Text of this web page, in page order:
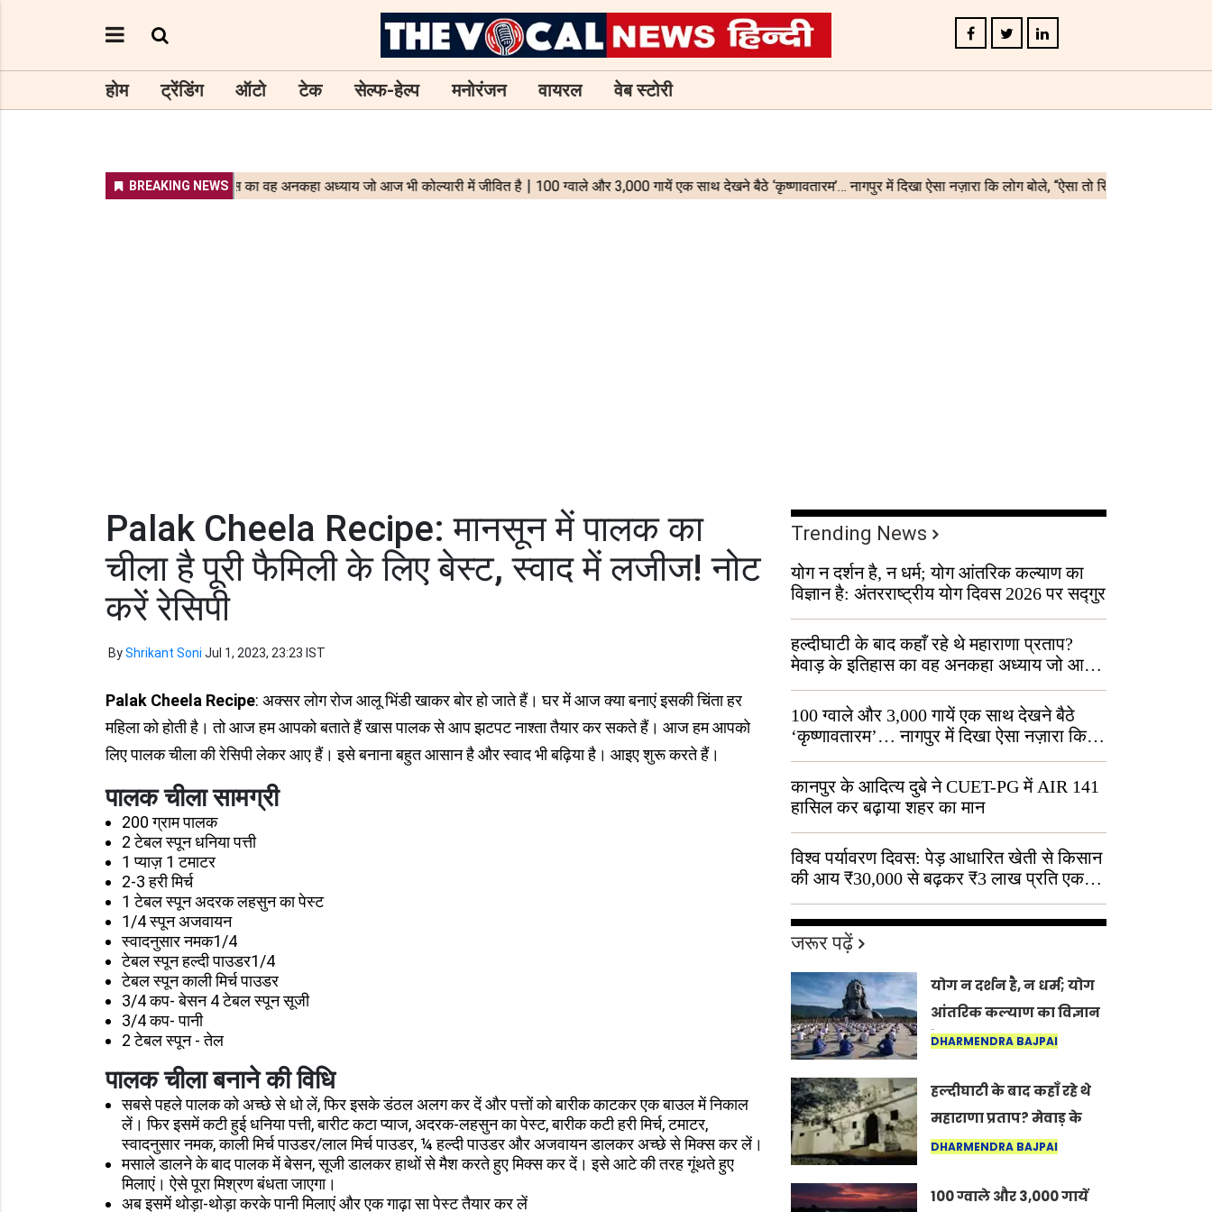
होम ट्रेंडिंग ऑटो टेक सेल्फ-हेल्प मनोरंजन वायरल वेब स्टोरी
Palak Cheela Recipe: मानसून में पालक का
चीला है पूरी फैमिली के लिए बेस्ट, स्वाद में लजीज! नोट
करें रेसिपी
ByShrikant Soni Jul 1, 2023, 23:23 IST
Palak Cheela Recipe: अक्सर लोग रोज आलू भिंडी खाकर बोर हो जाते हैं। घर में आज क्या बनाएं इसकी चिंता हर
महिला को होती है। तो आज हम आपको बताते हैं खास पालक से आप झटपट नाश्ता तैयार कर सकते हैं। आज हम आपको
लिए पालक चीला की रेसिपी लेकर आए हैं। इसे बनाना बहुत आसान है और स्वाद भी बढ़िया है। आइए शुरू करते हैं।
पालक चीला सामग्री
200 ग्राम पालक
2 टेबल स्पून धनिया पत्ती
1 प्याज़ 1 टमाटर
2-3 हरी मिर्च
1 टेबल स्पून अदरक लहसुन का पेस्ट
1/4 स्पून अजवायन
स्वादनुसार नमक1/4
टेबल स्पून हल्दी पाउडर1/4
टेबल स्पून काली मिर्च पाउडर
3/4 कप- बेसन 4 टेबल स्पून सूजी
3/4 कप- पानी
2 टेबल स्पून - तेल
पालक चीला बनाने की विधि
सबसे पहले पालक को अच्छे से धो लें, फिर इसके डंठल अलग कर दें और पत्तों को बारीक काटकर एक बाउल में निकाल
लें। फिर इसमें कटी हुई धनिया पत्ती, बारीट कटा प्याज, अदरक-लहसुन का पेस्ट, बारीक कटी हरी मिर्च, टमाटर,
स्वादनुसार नमक, काली मिर्च पाउडर/लाल मिर्च पाउडर, ¼ हल्दी पाउडर और अजवायन डालकर अच्छे से मिक्स कर लें।
मसाले डालने के बाद पालक में बेसन, सूजी डालकर हाथों से मैश करते हुए मिक्स कर दें। इसे आटे की तरह गूंथते हुए
मिलाएं। ऐसे पूरा मिश्रण बंधता जाएगा।
अब इसमें थोड़ा-थोड़ा करके पानी मिलाएं और एक गाढ़ा सा पेस्ट तैयार कर लें
Trending News
योग न दर्शन है, न धर्म; योग आंतरिक कल्याण का
विज्ञान है: अंतरराष्ट्रीय योग दिवस 2026 पर सद्गुर
हल्दीघाटी के बाद कहाँ रहे थे महाराणा प्रताप?
मेवाड़ के इतिहास का वह अनकहा अध्याय जो आज
भी कोल्यारी में जीवित है
100 ग्वाले और 3,000 गायें एक साथ देखने बैठे
‘कृष्णावतारम’… नागपुर में दिखा ऐसा नज़ारा कि
लोग बोले, “ऐसा तो सिर्फ़ कृष्ण ही कर सकते हैं”
कानपुर के आदित्य दुबे ने CUET-PG में AIR 141
हासिल कर बढ़ाया शहर का मान
विश्व पर्यावरण दिवस: पेड़ आधारित खेती से किसान
की आय ₹30,000 से बढ़कर ₹3 लाख प्रति एकड़
हुई
जरूर पढ़ें
योग न दर्शन है, न धर्म; योग
आंतरिक कल्याण का विज्ञान
है: अंतरराष्ट्रीय योग दिवस
DHARMENDRA BAJPAI
हल्दीघाटी के बाद कहाँ रहे थे
महाराणा प्रताप? मेवाड़ के
इतिहास का वह अनकहा
में जीवित है
DHARMENDRA BAJPAI
100 ग्वाले और 3,000 गायें